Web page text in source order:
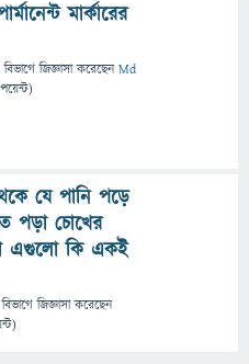
মার্কারের
জিজ্ঞাসাকরেছেনMd
পয়েন্ট)
যে পানি পড়ে
পড়া চোখের
এগুলো কি একই
জিজ্ঞাসাকরেছেন